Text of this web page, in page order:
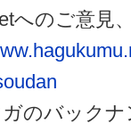
へのご意見
のバック